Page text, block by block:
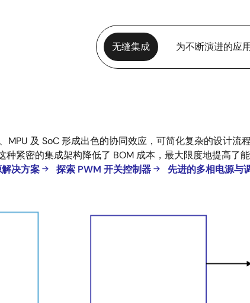
无缝集成 为不断演进的应
MPU 及 SoC 形成出色的协同效应，可简化复杂的设计
紧密的集成架构降低了 BOM 成本，最大限度地提高了
决方案
探索 PWM 开关控制器 先进的多相电源与